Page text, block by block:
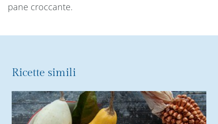
pane croccante.
Ricette simili